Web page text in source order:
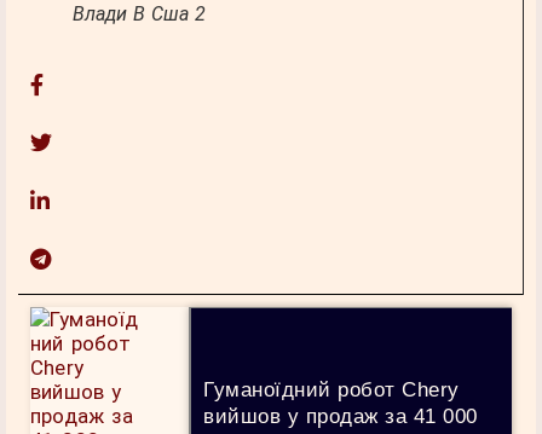
Влади В Сша 2
Гуманоїдний робот Chery
вийшов у продаж за 41 000